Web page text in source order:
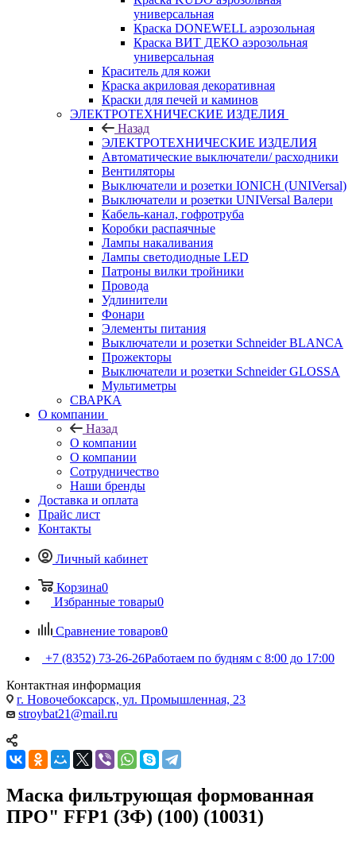
универсальная
Краска DONEWELL аэрозольная
Краска ВИТ ДЕКО аэрозольная
универсальная
Краситель для кожи
Краска акриловая декоративная
Краски для печей и каминов
ЭЛЕКТРОТЕХНИЧЕСКИЕ ИЗДЕЛИЯ
Назад
ЭЛЕКТРОТЕХНИЧЕСКИЕ ИЗДЕЛИЯ
Автоматические выключатели/ расходники
Вентиляторы
Выключатели и розетки IONICH (UNIVersal)
Выключатели и розетки UNIVersal Валери
Кабель-канал, гофротруба
Коробки распаячные
Лампы накаливания
Лампы светодиодные LED
Патроны вилки тройники
Провода
Удлинители
Фонари
Элементы питания
Выключатели и розетки Schneider BLANCA
Прожекторы
Выключатели и розетки Schneider GLOSSA
Мультиметры
СВАРКА
О компании
Назад
О компании
О компании
Сотрудничество
Наши бренды
Доставка и оплата
Прайс лист
Контакты
Личный кабинет
Корзина0
Избранные товары0
Сравнение товаров0
+7 (8352) 73-26-26Работаем по будням с 8:00 до 17:00
Контактная информация
г. Новочебоксарск, ул. Промышленная, 23
stroybat21@mail.ru
Маска фильтрующая формованная
ПРО" FFP1 (3Ф) (100) (10031)